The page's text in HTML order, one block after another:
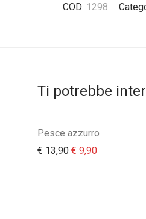
COD: 1298
Ti potrebbe
Pesce azzurro
€13,90 Il prezzo originale
€ 9,90Il prezzo